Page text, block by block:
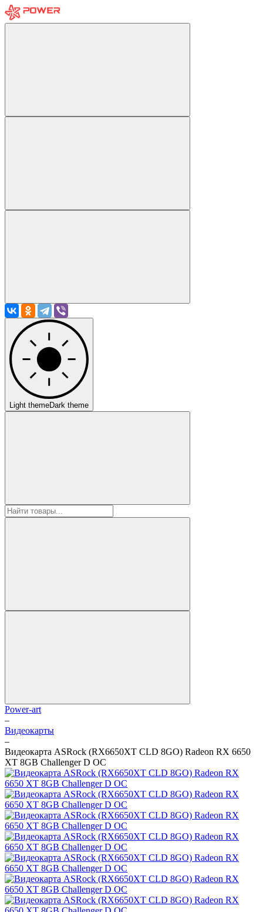
Light themeDark theme
Power-art
–
Видеокарты
–
Видеокарта ASRock (RX6650XT CLD 8GO) Radeon RX 6650
XT 8GB Challenger D OC